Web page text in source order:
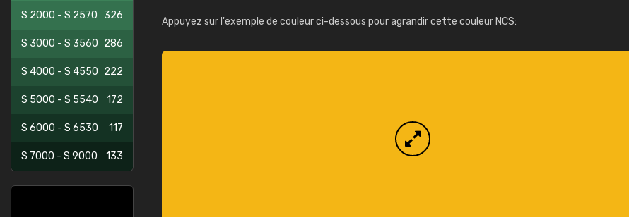
S 2000 - S 2570 326
S 3000 - S 3560 286
S 4000 - S 4550 222
S 5000 - S 5540 172
S 6000 - S 6530 117
S 7000 - S 9000 133
Appuyez sur l'exemple de couleur ci-dessous pour agrandir cette couleur NCS: